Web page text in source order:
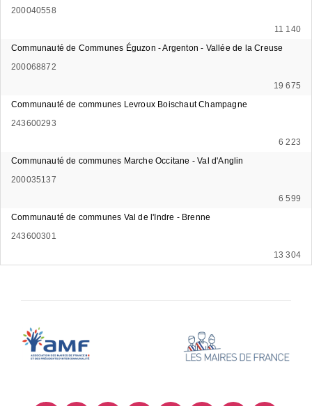
200040558
11 140
Communauté de Communes Éguzon - Argenton - Vallée de la Creuse
200068872
19 675
Communauté de communes Levroux Boischaut Champagne
243600293
6 223
Communauté de communes Marche Occitane - Val d'Anglin
200035137
6 599
Communauté de communes Val de l'Indre - Brenne
243600301
13 304